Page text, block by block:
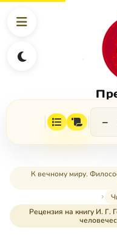
−
К вечному миру.
Рецензия на книгу И. Г.